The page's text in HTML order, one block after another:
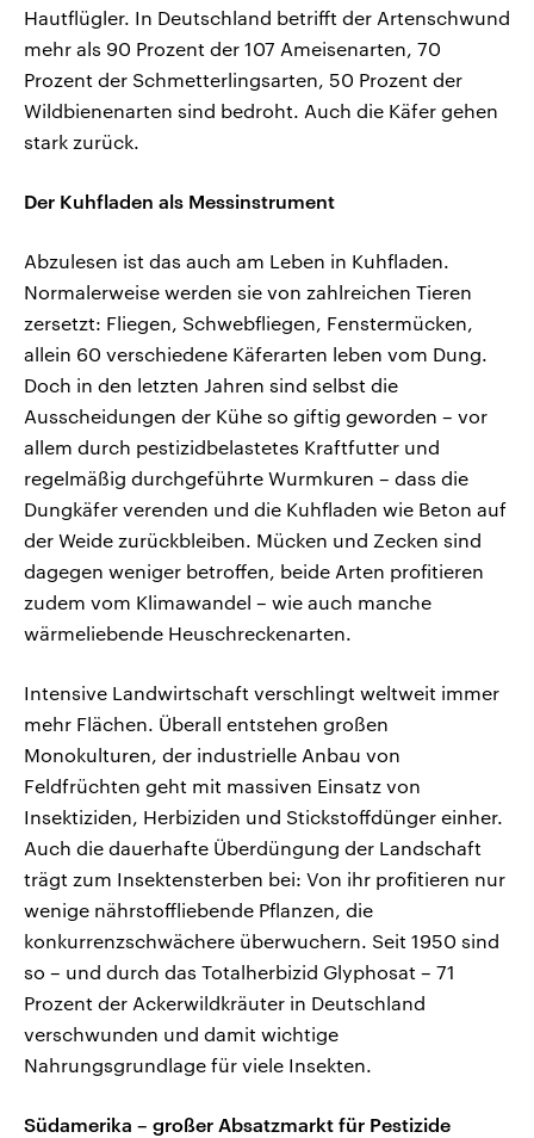
Hautflügler. In Deutschland betrifft der Artenschwund
mehr als 90 Prozent der 107 Ameisenarten, 70
Prozent der Schmetterlingsarten, 50 Prozent der
Wildbienenarten sind bedroht. Auch die Käfer gehen
stark zurück.
Der Kuhfladen als Messinstrument
Abzulesen ist das auch am Leben in Kuhfladen.
Normalerweise werden sie von zahlreichen Tieren
zersetzt: Fliegen, Schwebfliegen, Fenstermücken,
allein 60 verschiedene Käferarten leben vom Dung.
Doch in den letzten Jahren sind selbst die
Ausscheidungen der Kühe so giftig geworden – vor
allem durch pestizidbelastetes Kraftfutter und
regelmäßig durchgeführte Wurmkuren – dass die
Dungkäfer verenden und die Kuhfladen wie Beton auf
der Weide zurückbleiben. Mücken und Zecken sind
dagegen weniger betroffen, beide Arten profitieren
zudem vom Klimawandel – wie auch manche
wärmeliebende Heuschreckenarten.
Intensive Landwirtschaft verschlingt weltweit immer
mehr Flächen. Überall entstehen großen
Monokulturen, der industrielle Anbau von
Feldfrüchten geht mit massiven Einsatz von
Insektiziden, Herbiziden und Stickstoffdünger einher.
Auch die dauerhafte Überdüngung der Landschaft
trägt zum Insektensterben bei: Von ihr profitieren nur
wenige nährstoffliebende Pflanzen, die
konkurrenzschwächere überwuchern. Seit 1950 sind
so – und durch das Totalherbizid Glyphosat – 71
Prozent der Ackerwildkräuter in Deutschland
verschwunden und damit wichtige
Nahrungsgrundlage für viele Insekten.
Südamerika – großer Absatzmarkt für Pestizide